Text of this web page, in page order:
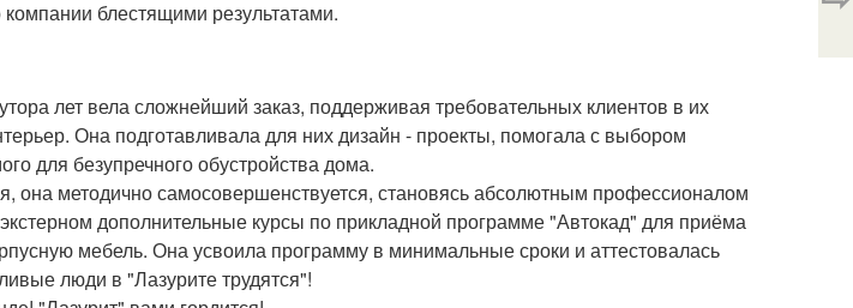
компании блестящими результатами.
лет вела сложнейший заказ, поддерживая требовательных клиентов в их
Она подготавливала для них дизайн - проекты, помогала с выбором
для безупречного обустройства дома.
она методично самосовершенствуется, становясь абсолютным профессионалом
дополнительные курсы по прикладной программе "Автокад" для приёма
мебель. Она усвоила программу в минимальные сроки и аттестовалась
люди в "Лазурите трудятся"!